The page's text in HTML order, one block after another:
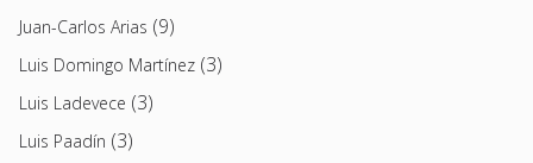
Juan-Carlos Arias (9)
Luis Domingo Martínez (3)
Luis Ladevece (3)
Luis Paadín (3)